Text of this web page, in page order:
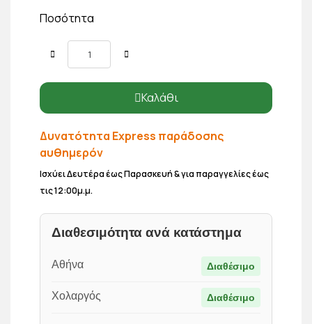
Ποσότητα
Καλάθι
Δυνατότητα Express παράδοσης
αυθημερόν
Ισχύει Δευτέρα έως Παρασκευή & για παραγγελίες έως
τις 12:00μ.μ.
Διαθεσιμότητα ανά κατάστημα
Αθήνα Διαθέσιμο
Χολαργός Διαθέσιμο